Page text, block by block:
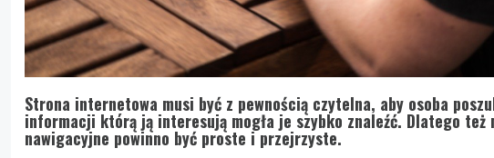
Strona internetowa musi być z pewnością czytelna, aby osoba
informacji którą ją interesują mogła je szybko znaleźć. Dlatego też
nawigacyjne powinno być proste i przejrzyste.